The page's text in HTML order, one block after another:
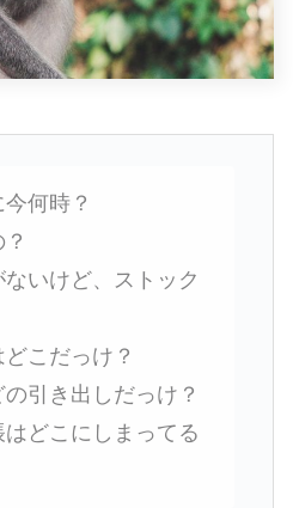
何時？
いけど、ストック
こだっけ？
引き出しだっけ？
どこにしまってる